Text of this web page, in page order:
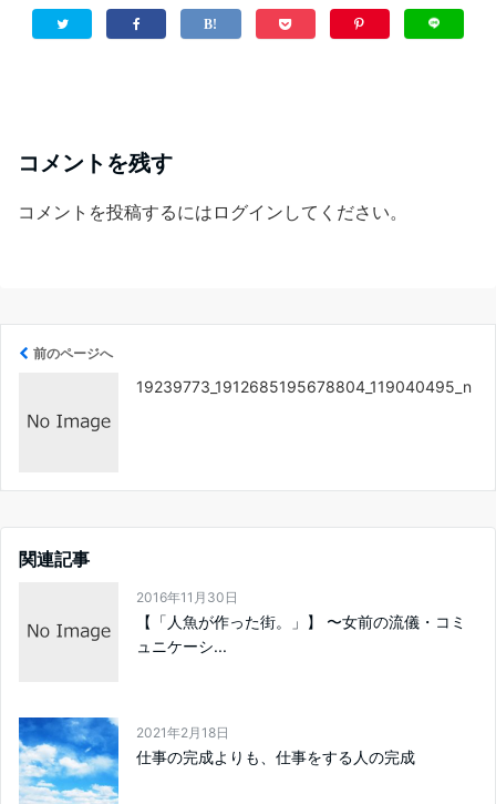
コメントを残す
コメントを投稿するには ログイン してください。
前のページへ
19239773_1912685195678804_119040495_n
関連記事
2016年11月30日
【「人魚が作った街。」】 〜女前の流儀・コミ
ュニケーシ...
2021年2月18日
仕事の完成よりも、仕事をする人の完成